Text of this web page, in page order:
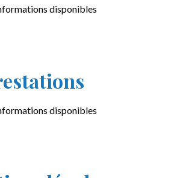
disponibles
disponibles